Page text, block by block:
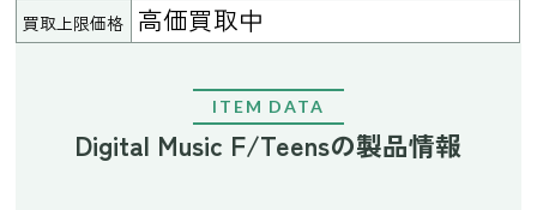
買取上限価格
高価買取中
ITEM DATA
Digital Music F/Teensの製品情報